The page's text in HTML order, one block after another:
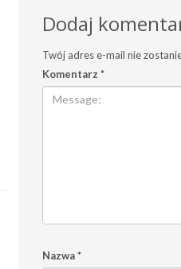
Dodaj
Twój adres e-mail nie
Komentarz *
Nazwa*